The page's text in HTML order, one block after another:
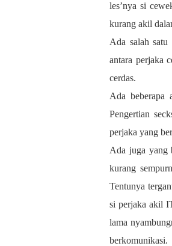
les’nya si
kurang akil
Ada salah
antara perjaka
cerdas.
Ada beberapa
Pengertian
perjaka yang
Ada juga yang
kurang
Tentunya
si perjaka akil
lama
berkomunikasi.